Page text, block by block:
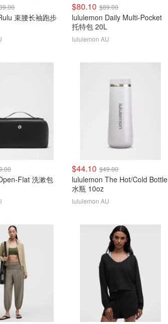
束腰长袖跑步
$80.10 $89.00
lululemon Daily Multi-Pocket
托特包 20L
lululemon AU
Flat 洗漱包
$44.10 $49.00
lululemon The Hot/Cold Bottle
水瓶 10oz
lululemon AU